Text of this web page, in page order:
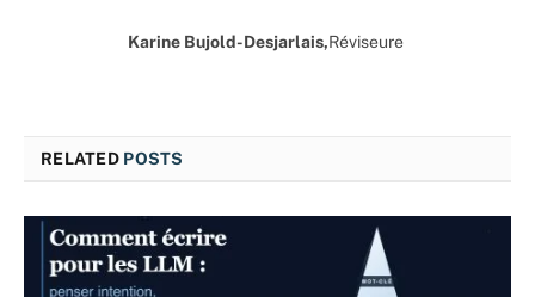
Karine Bujold-Desjarlais,Réviseure
RELATED POSTS